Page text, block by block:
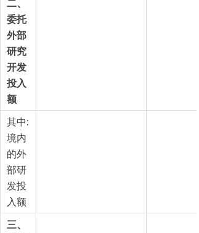
二、
委托
外部
研究
开发
投入
额
其中:
境内
的外
部研
发投
入额
三、